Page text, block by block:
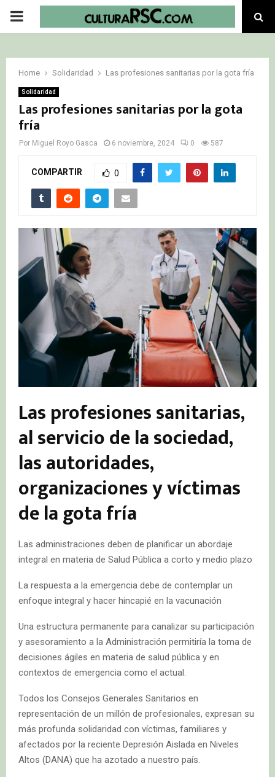
PRIMARY
Home Solidaridad Las profesiones sanitarias por la gota fría
Solidaridad
Las profesiones sanitarias por la gota
fría
Por Miguel Royo Gasca 6 noviembre, 2024 0 587
COMPARTIR 0
Las profesiones sanitarias,
al servicio de la sociedad,
las autoridades,
organizaciones y víctimas
de la gota fría
Las administraciones deben de planificar un abordaje
integral en materia de Salud Pública a corto y medio plazo
La respuesta a la emergencia debe de contemplar un
enfoque integral y hacer hincapié en la vacunación
Una estructura permanente para canalizar su participación
y asesoramiento a la Administración permitiría la toma de
decisiones ágiles en materia de salud pública y en
contextos de emergencia como el actual.
Todos los Consejos Generales Sanitarios en
representación de un millón de profesionales, expresan su
más profunda solidaridad con víctimas, familiares y
afectados por la reciente Depresión Aislada en Niveles
Altos (DANA) que ha azotado a nuestro país.